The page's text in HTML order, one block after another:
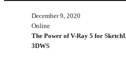
December 9, 2020
Online
The Power of V-Ray 5 for
3DWS